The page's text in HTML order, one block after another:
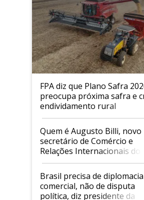
FPA diz que Plano Safra
preocupa próxima safra e
endividamento rural
Quem é Augusto Billi, novo
secretário de Comércio e
Relações Internacionais do
Mapa
Brasil precisa de diplomacia
comercial, não de disputa
política, diz presidente da